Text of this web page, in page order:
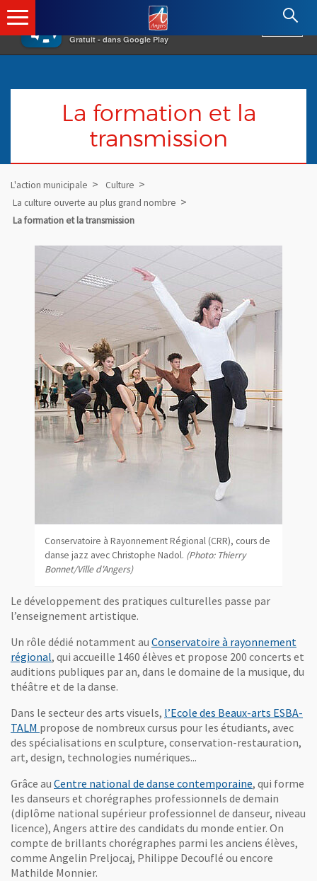
×
Gratuit - dans Google Play
Angers.fr : Retour à l'accueil
La formation et la
transmission
L'action municipale
Culture
La culture ouverte au plus grand nombre
La formation et la transmission
Conservatoire à Rayonnement Régional (CRR), cours de
danse jazz avec Christophe Nadol. (Photo: Thierry
Bonnet/Ville d'Angers)
Le développement des pratiques culturelles passe par
l’enseignement artistique.
Un rôle dédié notamment au Conservatoire à rayonnement
régional, qui accueille 1460 élèves et propose 200 concerts et
auditions publiques par an, dans le domaine de la musique, du
théâtre et de la danse.
Dans le secteur des arts visuels, l’Ecole des Beaux-arts ESBA-
TALM , Ouvre une nouvelle fenêtre
propose de nombreux cursus pour les étudiants, avec
des spécialisations en sculpture, conservation-restauration,
art, design, technologies numériques...
Grâce au Centre national de danse contemporaine, Ouvre une
, qui forme
les danseurs et chorégraphes professionnels de demain
(diplôme national supérieur professionnel de danseur, niveau
licence), Angers attire des candidats du monde entier. On
compte de brillants chorégraphes parmi les anciens élèves,
comme Angelin Preljocaj, Philippe Decouflé ou encore
Mathilde Monnier.